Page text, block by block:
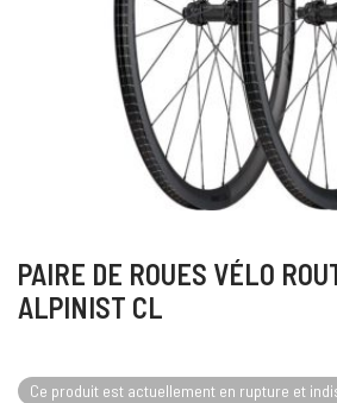
PAIRE DE ROUES VÉLO
ALPINIST CL
Ce produit est actuellement en rupture et